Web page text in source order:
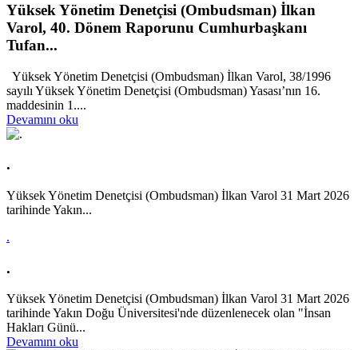
Yüksek Yönetim Denetçisi (Ombudsman) İlkan
Varol, 40. Dönem Raporunu Cumhurbaşkanı
Tufan...
Yüksek Yönetim Denetçisi (Ombudsman) İlkan Varol, 38/1996
sayılı Yüksek Yönetim Denetçisi (Ombudsman) Yasası’nın 16.
maddesinin 1....
Devamını oku
.
Yüksek Yönetim Denetçisi (Ombudsman) İlkan Varol 31 Mart 2026
tarihinde Yakın...
.
.
Yüksek Yönetim Denetçisi (Ombudsman) İlkan Varol 31 Mart 2026
tarihinde Yakın Doğu Üniversitesi'nde düzenlenecek olan "İnsan
Hakları Günü...
Devamını oku